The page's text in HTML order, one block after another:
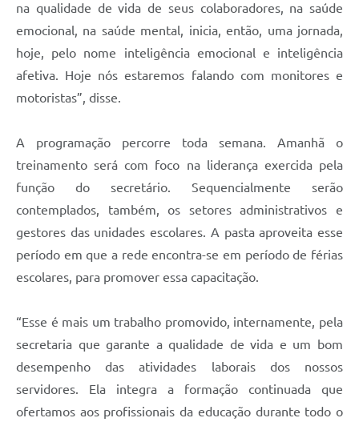
na qualidade de vida de seus colaboradores, na saúde
emocional, na saúde mental, inicia, então, uma jornada,
hoje, pelo nome inteligência emocional e inteligência
afetiva. Hoje nós estaremos falando com monitores e
motoristas”, disse.
A programação percorre toda semana. Amanhã o
treinamento será com foco na liderança exercida pela
função do secretário. Sequencialmente serão
contemplados, também, os setores administrativos e
gestores das unidades escolares. A pasta aproveita esse
período em que a rede encontra-se em período de férias
escolares, para promover essa capacitação.
“Esse é mais um trabalho promovido, internamente, pela
secretaria que garante a qualidade de vida e um bom
desempenho das atividades laborais dos nossos
servidores. Ela integra a formação continuada que
ofertamos aos profissionais da educação durante todo o